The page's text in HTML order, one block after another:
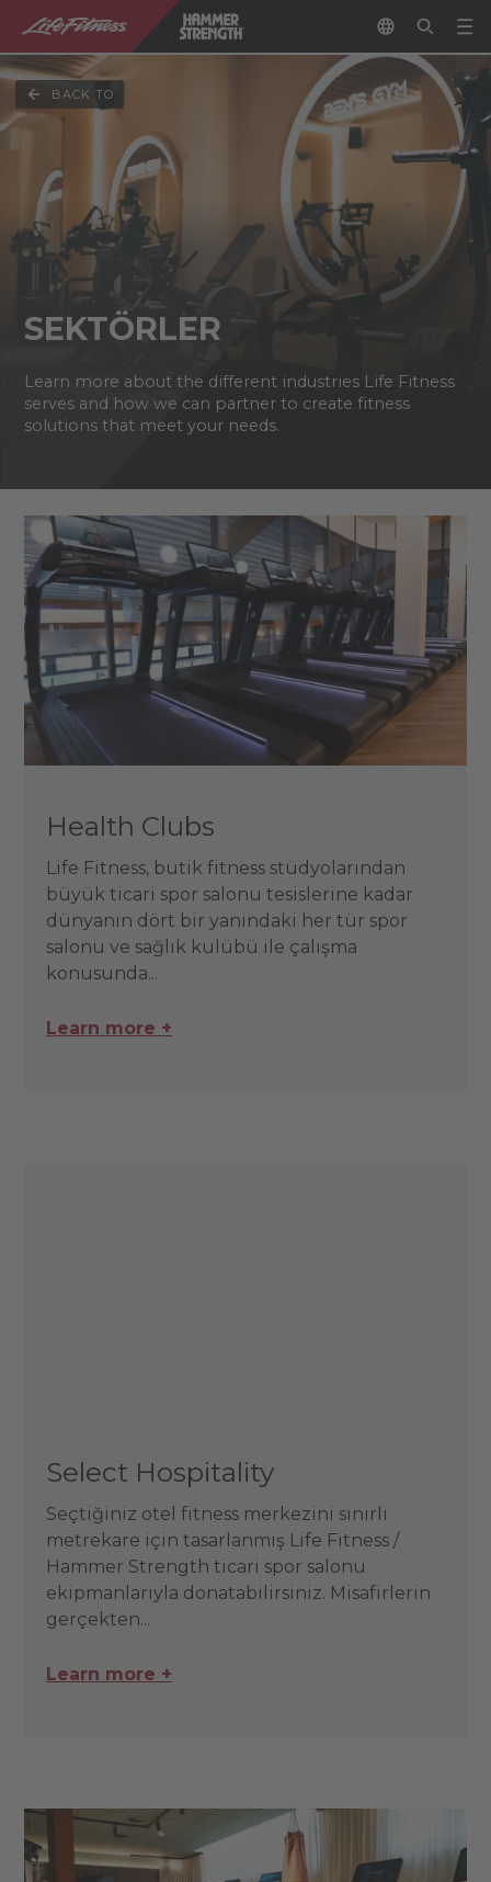
BACK TO
SEKTÖRLER
Learn more about the different industries Life Fitness
serves and how we can partner to create fitness
solutions that meet your needs.
Health Clubs
Life Fitness, butik fitness stüdyolarından
büyük ticari spor salonu tesislerine kadar
dünyanın dört bir yanındaki her tür spor
salonu ve sağlık kulübü ile çalışma
konusunda...
Learn more +
Select Hospitality
Seçtiğiniz otel fitness merkezini sınırlı
metrekare için tasarlanmış Life Fitness /
Hammer Strength ticari spor salonu
ekipmanlarıyla donatabilirsiniz. Misafirlerin
gerçekten...
Learn more +